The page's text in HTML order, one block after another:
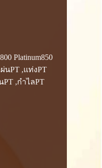
Platinum850
นPT ,แท่งPT
,กำไลPT